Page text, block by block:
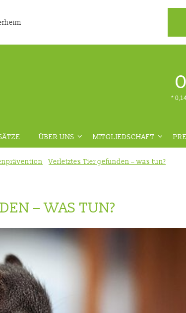
*
ÜBER UNS
20 JAHRE TIERRETTUNG
AUFGABEN
FAHRZEUGFLOTTE
MITGLIEDSCHAFT
Verletztes Tier gefunden – was tun?
– WAS TUN?